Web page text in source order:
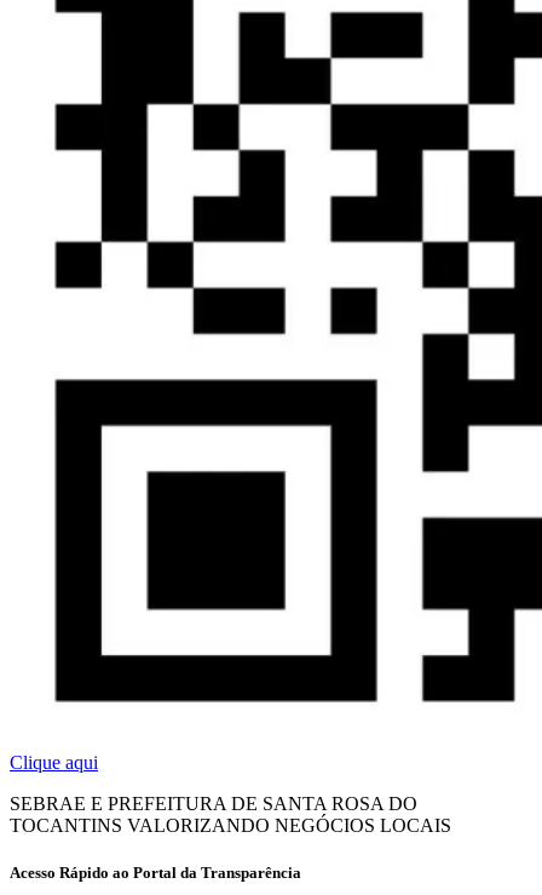
Clique aqui
SEBRAE E PREFEITURA DE SANTA ROSA DO
TOCANTINS VALORIZANDO NEGÓCIOS LOCAIS
Acesso Rápido ao Portal da Transparência